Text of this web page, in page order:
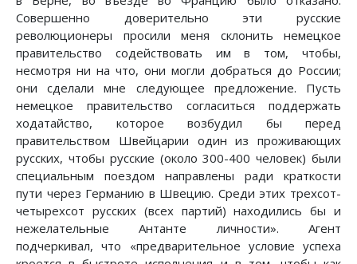
Совершенно доверительно эти русские
революционеры просили меня склонить немецкое
правительство содействовать им в том, чтобы,
несмотря ни на что, они могли добраться до России;
они сделали мне следующее предложение. Пусть
немецкое правительство согласиться поддержать
ходатайство, которое возбудил бы перед
правительством Швейцарии один из проживающих
русских, чтобы русские (около 300-400 человек) были
специальным поездом направлены ради краткости
пути через Германию в Швецию. Среди этих трехсот-
четырехсот русских (всех партий) находились бы и
нежелательные Антанте личности». Агент
подчеркивал, что «предварительное условие успеха